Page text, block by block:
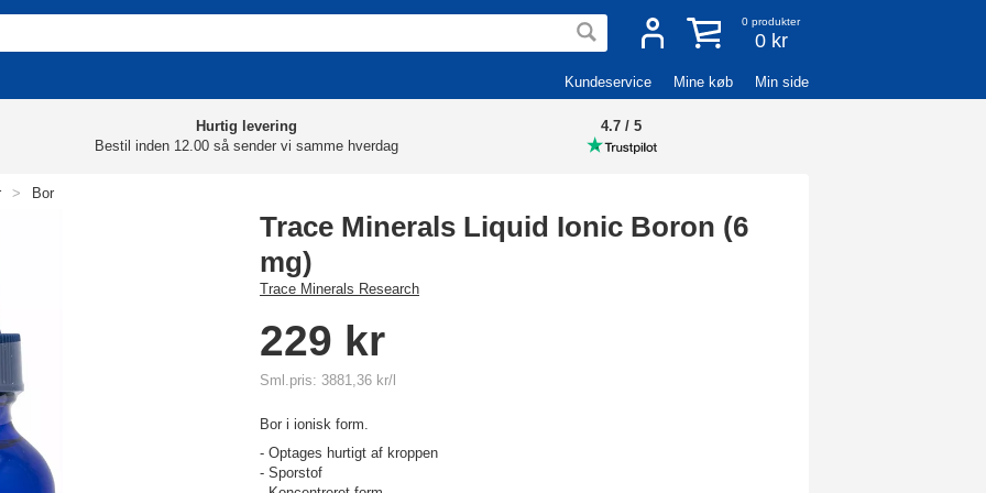
0 produkter
0 kr
Kundeservice Mine køb Min side
Hurtig levering
Bestil inden 12.00 så sender vi samme hverdag
4.7 / 5
> Bor
Trace Minerals Liquid Ionic Boron (6
mg)
Trace Minerals Research
229 kr
Sml.pris: 3881,36 kr/l
Bor i ionisk form.
- Optages hurtigt af kroppen
- Sporstof